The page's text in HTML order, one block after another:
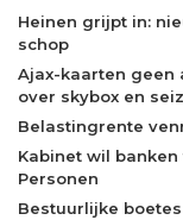
Heinen grijpt in:
schop
Ajax-kaarten geen
over skybox en
Belastingrente
Kabinet wil
Personen
Bestuurlijke